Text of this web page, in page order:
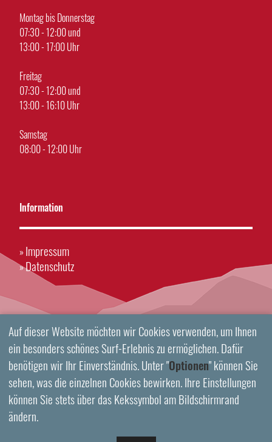
Montag bis Donnerstag
07:30 - 12:00 und
13:00 - 17:00 Uhr
Freitag
07:30 - 12:00 und
13:00 - 16:10 Uhr
Samstag
08:00 - 12:00 Uhr
Information
» Impressum
»Datenschutz
Auf dieser Website möchten wir Cookies verwenden, um Ihnen
ein besonders schönes Surf-Erlebnis zu ermöglichen. Dafür
benötigen wir Ihr Einverständnis. Unter "Optionen" können Sie
sehen, was die einzelnen Cookies bewirken. Ihre Einstellungen
können Sie stets über das Kekssymbol am Bildschirmrand
ändern.